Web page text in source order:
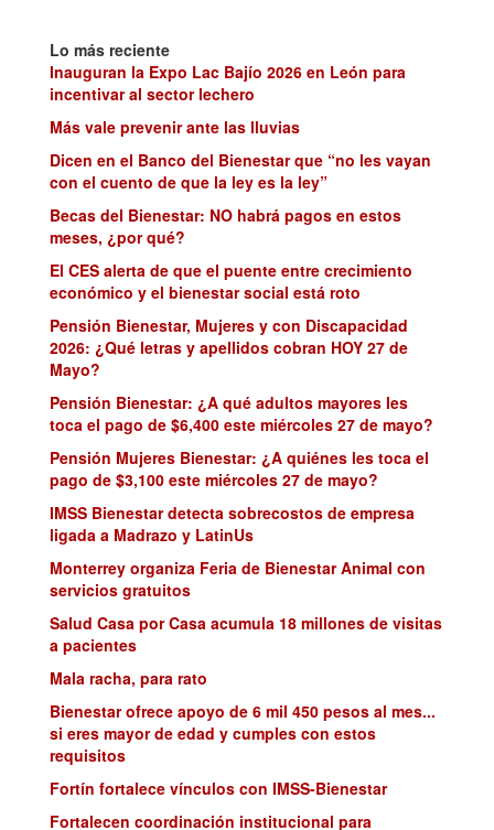
Lo más reciente
Inauguran la Expo Lac Bajío 2026 en León para
incentivar al sector lechero
Más vale prevenir ante las lluvias
Dicen en el Banco del Bienestar que “no les vayan
con el cuento de que la ley es la ley”
Becas del Bienestar: NO habrá pagos en estos
meses, ¿por qué?
El CES alerta de que el puente entre crecimiento
económico y el bienestar social está roto
Pensión Bienestar, Mujeres y con Discapacidad
2026: ¿Qué letras y apellidos cobran HOY 27 de
Mayo?
Pensión Bienestar: ¿A qué adultos mayores les
toca el pago de $6,400 este miércoles 27 de mayo?
Pensión Mujeres Bienestar: ¿A quiénes les toca el
pago de $3,100 este miércoles 27 de mayo?
IMSS Bienestar detecta sobrecostos de empresa
ligada a Madrazo y LatinUs
Monterrey organiza Feria de Bienestar Animal con
servicios gratuitos
Salud Casa por Casa acumula 18 millones de visitas
a pacientes
Mala racha, para rato
Bienestar ofrece apoyo de 6 mil 450 pesos al mes...
si eres mayor de edad y cumples con estos
requisitos
Fortín fortalece vínculos con IMSS-Bienestar
Fortalecen coordinación institucional para